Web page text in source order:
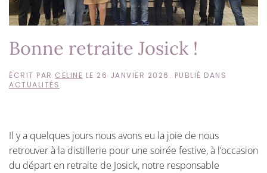
Bonne retraite Josick !
ÉCRIT PAR CELINE LE 26 JANVIER 2026 . PUBLIÉ DANS
ACTUALITÉS.
Il y a quelques jours nous avons eu la joie de nous
retrouver à la distillerie pour une soirée festive, à l’occasion
du départ en retraite de Josick, notre responsable